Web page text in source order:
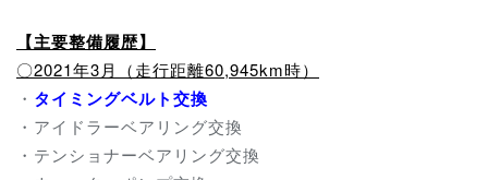
【主要整備履歴】
〇2021年3月（走行距離60,945km時）
・ タイミングベルト交換
・アイドラーベアリング交換
・テンショナーベアリング交換